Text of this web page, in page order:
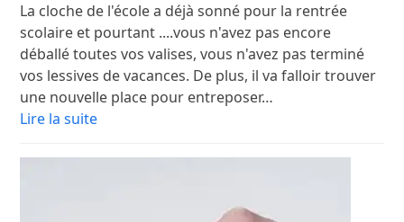
La cloche de l'école a déjà sonné pour la rentrée
scolaire et pourtant ....vous n'avez pas encore
déballé toutes vos valises, vous n'avez pas terminé
vos lessives de vacances. De plus, il va falloir trouver
une nouvelle place pour entreposer…
Lire la suite